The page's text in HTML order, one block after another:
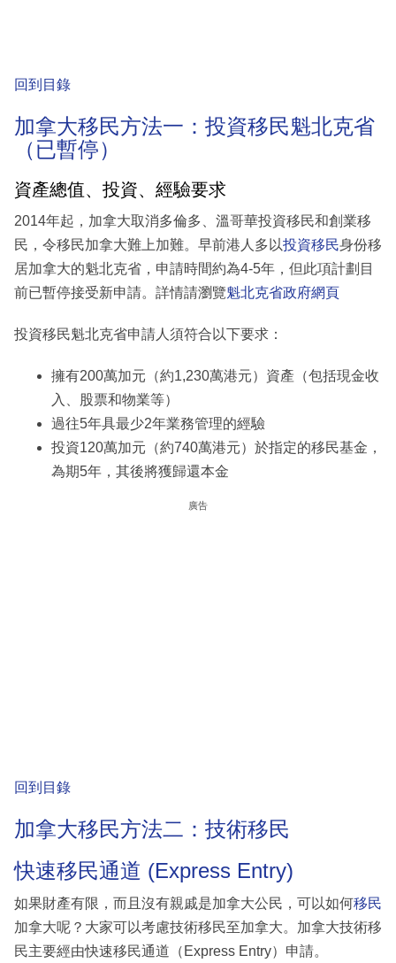
回到目錄
加拿大移民方法一：投資移民魁北克省
（已暫停）
資產總值、投資、經驗要求
2014年起，加拿大取消多倫多、溫哥華投資移民和創業移
民，令移民加拿大難上加難。早前港人多以投資移民身份移
居加拿大的魁北克省，申請時間約為4-5年，但此項計劃目
前已暫停接受新申請。詳情請瀏覽魁北克省政府網頁
投資移民魁北克省申請人須符合以下要求：
擁有200萬加元（約1,230萬港元）資產（包括現金收
入、股票和物業等）
過往5年具最少2年業務管理的經驗
投資120萬加元（約740萬港元）於指定的移民基金，
為期5年，其後將獲歸還本金
廣告
回到目錄
加拿大移民方法二：技術移民
快速移民通道 (Express Entry)
如果財產有限，而且沒有親戚是加拿大公民，可以如何移民
加拿大呢？大家可以考慮技術移民至加拿大。加拿大技術移
民主要經由快速移民通道（Express Entry）申請。